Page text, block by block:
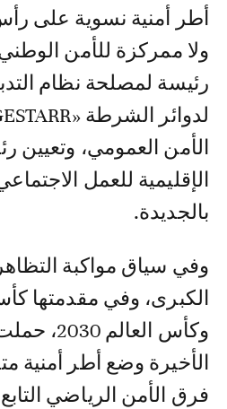
أطر أمنية نسوية على
ولا ممركزة للأمن
رئيسة لمصلحة نظام
الأمن العمومي، وتعيين
الإقليمية للعمل
بالجديدة.
وفي سياق مواكبة
وكأس
الأخيرة وضع أطر
فرق الأمن الرياضي